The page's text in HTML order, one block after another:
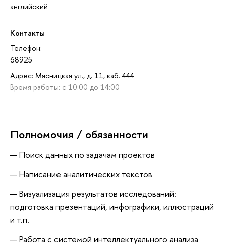
английский
Контакты
Телефон:
68925
Адрес: Мясницкая ул., д. 11, каб. 444
Время работы: с 10:00 до 14:00
Полномочия / обязанности
Поиск данных по задачам проектов
Написание аналитических текстов
Визуализация результатов исследований:
подготовка презентаций, инфографики, иллюстраций
и т.п.
Работа с системой интеллектуального анализа